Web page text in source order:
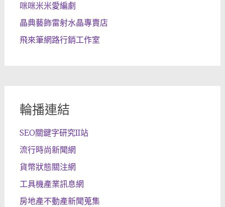
咪咪米米愛編劇
晶典藝飾雷射水晶專賣店
飛來筆網路行銷工作室
輪播連結
SEO關鍵字研究II站
流行時尚新聞網
貨幣狀態關注網
工具機產業訊息網
房地產不動產新聞蒐集